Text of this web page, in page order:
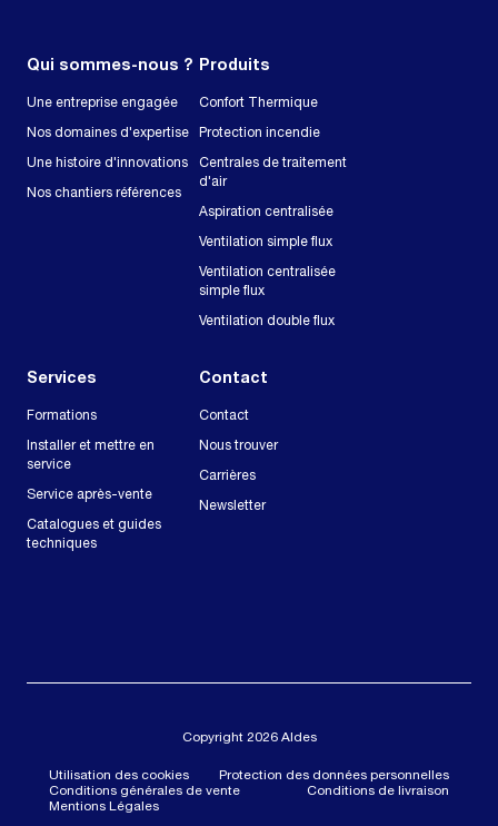
Qui sommes-nous ?
Une entreprise engagée
Nos domaines d'expertise
Une histoire d'innovations
Nos chantiers références
Produits
Confort Thermique
Protection incendie
Centrales de traitement
d'air
Aspiration centralisée
Ventilation simple flux
Ventilation centralisée
simple flux
Ventilation double flux
Services
Formations
Installer et mettre en
service
Service après-vente
Catalogues et guides
techniques
Contact
Contact
Nous trouver
Carrières
Newsletter
Copyright 2026 Aldes
Utilisation des cookies
Protection des données personnelles
Conditions générales de vente
Conditions de livraison
Mentions Légales